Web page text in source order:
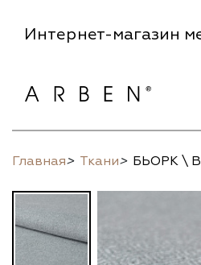
Интернет-магазин
Главная> Ткани> БЬОРК \